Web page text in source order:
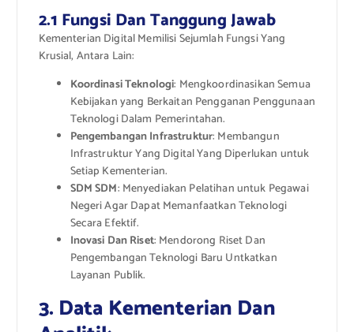
2.1 Fungsi Dan Tanggung Jawab
Kementerian Digital Memilisi Sejumlah Fungsi Yang
Krusial, Antara Lain:
Koordinasi Teknologi: Mengkoordinasikan Semua
Kebijakan yang Berkaitan Pengganan Penggunaan
Teknologi Dalam Pemerintahan.
Pengembangan Infrastruktur: Membangun
Infrastruktur Yang Digital Yang Diperlukan untuk
Setiap Kementerian.
SDM SDM: Menyediakan Pelatihan untuk Pegawai
Negeri Agar Dapat Memanfaatkan Teknologi
Secara Efektif.
Inovasi Dan Riset: Mendorong Riset Dan
Pengembangan Teknologi Baru Untkatkan
Layanan Publik.
3. Data Kementerian Dan